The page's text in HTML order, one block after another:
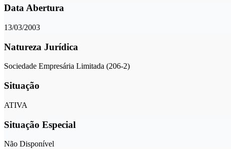
Data Abertura
13/03/2003
Natureza Jurídica
Sociedade Empresária Limitada (206-2)
Situação
ATIVA
Situação Especial
Não Disponível